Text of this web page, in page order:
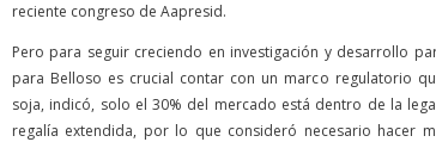
reciente congreso de Aapresid.
Pero para seguir creciendo en investigación y desarrollo
para Belloso es crucial contar con un marco regulatorio
soja, indicó, solo el 30% del mercado está dentro de la
regalía extendida, por lo que consideró necesario hacer